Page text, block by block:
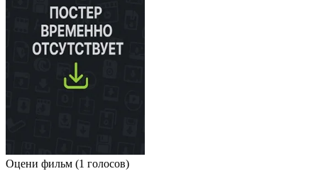
Оцени фильм (1 голосов)